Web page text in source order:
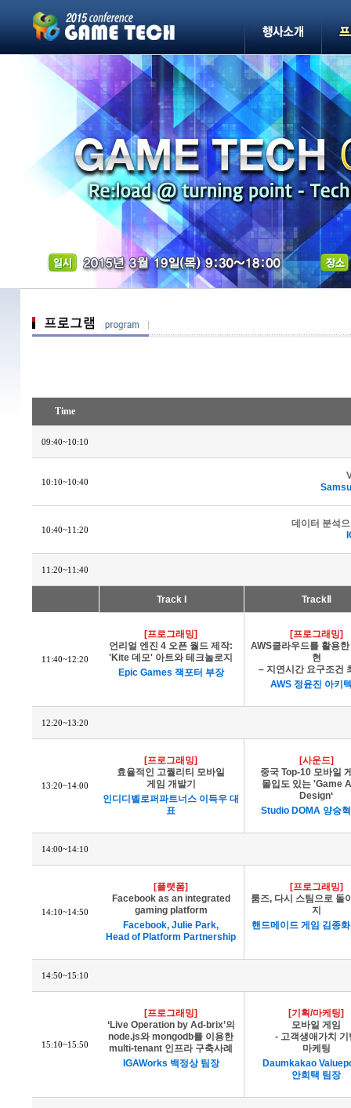
Time
09:40~10:10
10:10~10:40
10:40~11:20
데이터 분석
11:20~11:40
Track I TrackⅡ
11:40~12:20
[프로그래밍]
언리얼 엔진 4 오픈 월드 제작:
'Kite 데모' 아트와 테크놀로지
Epic Games 잭포터 부장
[프로그래밍]
AWS클라우드를 활용
현
– 지연시간 요구조건
AWS 정윤진 아키
12:20~13:20
13:20~14:00
[프로그래밍]
효율적인 고퀄리티 모바일
게임 개발기
인디디벨로퍼파트너스 이득우 대
표
[사운드]
중국 Top-10 모바일
몰입도 있는 'Game
Design‘
Studio DOMA 양승
14:00~14:10
14:10~14:50
[플랫폼]
Facebook as an integrated
gaming platform
Facebook, Julie Park,
Head of Platform Partnership
[프로그래밍]
룸즈, 다시 스팀으로 돌
지
핸드메이드 게임 김종
14:50~15:10
15:10~15:50
[프로그래밍]
‘Live Operation by Ad-brix’의
node.js와 mongodb를 이용한
multi-tenant 인프라 구축사례
IGAWorks 백정상 팀장
[기획/마케팅]
모바일 게임
- 고객생애가치 기
마케팅
Daumkakao
안희택 팀장